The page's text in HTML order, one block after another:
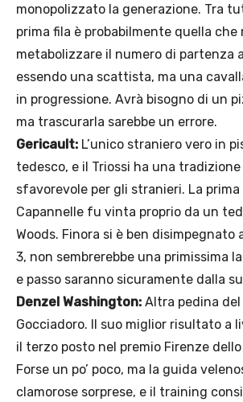
monopolizzato la generazione. Tra
prima fila è probabilmente quella che
metabolizzare il numero di partenza
essendo una scattista, ma una
in progressione. Avrà bisogno di un
ma trascurarla sarebbe un errore.
Gericault: L’unico straniero vero in
tedesco, e il Triossi ha una
sfavorevole per gli stranieri. La prima
Capannelle fu vinta proprio da un
Woods. Finora si è ben disimpegnato
3, non sembrerebbe una primissima
e passo saranno sicuramente dalla
Denzel Washington: Altra pedina
Gocciadoro. Il suo miglior risultato a
il terzo posto nel premio Firenze
Forse un po’ poco, ma la guida
clamorose sorprese, e il training